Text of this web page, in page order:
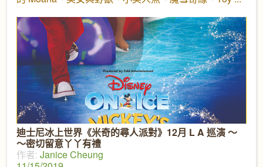
迪士尼冰上世界《米奇的尋人派對》12月 L A 巡演 ～
～密切留意丫丫有禮
作者: Janice Cheung